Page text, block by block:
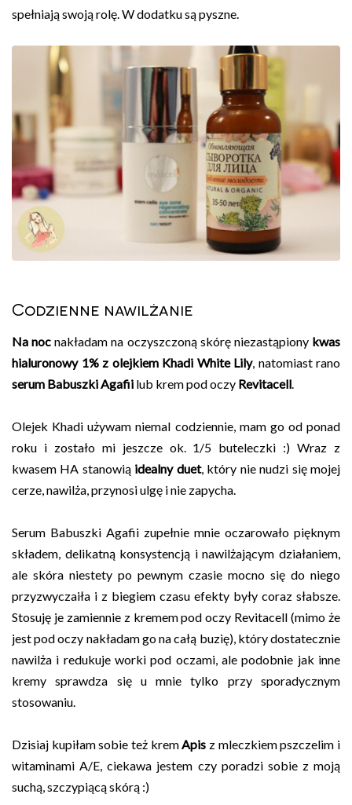
spełniają swoją rolę. W dodatku są pyszne.
Codzienne nawilżanie
Na noc nakładam na oczyszczoną skórę niezastąpiony kwas
hialuronowy 1% z olejkiem Khadi White Lily, natomiast rano
serum Babuszki Agafii lub krem pod oczy Revitacell
Olejek Khadi używam niemal codziennie, mam go od ponad
roku i zostało mi jeszcze ok. 1/5 buteleczki :) Wraz z
kwasem HA stanowią idealny duet, który nie nudzi się mojej
cerze, nawilża, przynosi ulgę i nie zapycha.
Serum Babuszki Agafii zupełnie mnie oczarowało pięknym
składem, delikatną konsystencją i nawilżającym działaniem,
ale skóra niestety po pewnym czasie mocno się do niego
przyzwyczaiła i z biegiem czasu efekty były coraz słabsze.
Stosuję je zamiennie z kremem pod oczy Revitacell (mimo że
jest pod oczy nakładam go na całą buzię), który dostatecznie
nawilża i redukuje worki pod oczami, ale podobnie jak inne
kremy sprawdza się u mnie tylko przy sporadycznym
stosowaniu.
Dzisiaj kupiłam sobie też krem Apis z mleczkiem pszczelim i
witaminami A/E, ciekawa jestem czy poradzi sobie z moją
suchą, szczypiącą skórą :)